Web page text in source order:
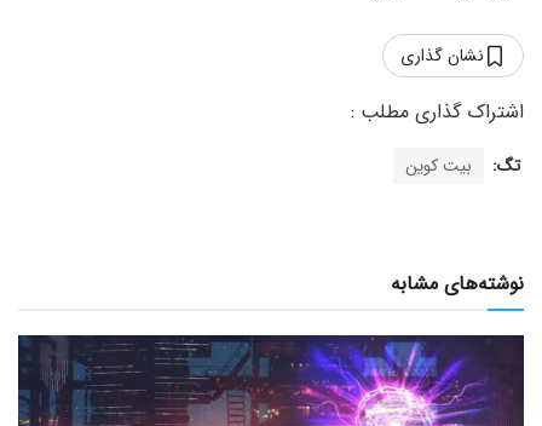
نشان گذاری
تگ: بیت کوین
نوشته‌های مشابه